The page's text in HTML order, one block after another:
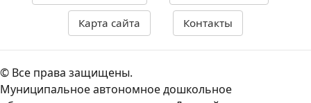
Карта сайта Контакты
© Все права защищены.
Муниципальное автономное дошкольное